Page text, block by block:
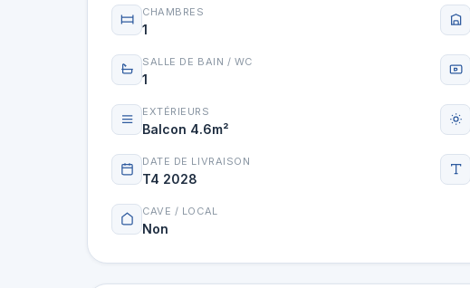
CHAMBRES
1
SALLE DE BAIN / WC
1
EXTÉRIEURS
Balcon 4.6m²
DATE DE LIVRAISON
T4 2028
CAVE / LOCAL
Non